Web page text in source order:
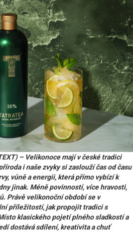
– Velikonoce mají v české tradici
i naše zvyky si zaslouží čas od času
vůně a energii, která přímo vybízí k
jinak. Méně povinností, více hravosti,
Právě velikonoční období se v
příležitostí, jak propojit tradici s
klasického pojetí plného sladkostí a
dostává sdílení, kreativita a chuť